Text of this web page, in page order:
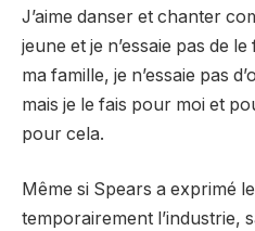
J’aime danser et chanter
jeune et je n’essaie pas de
ma famille, je n’essaie pas
mais je le fais pour moi et
pour cela.
Même si Spears a exprimé
temporairement l’industrie,